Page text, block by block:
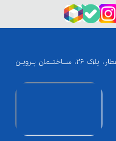
تهران، میدان عطار، خیابان عطار، پلاک 26، ســاختــمان پـرویـن